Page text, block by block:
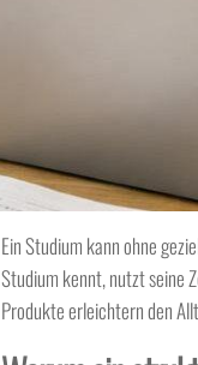
Ein Studium kann ohne
Studium kennt, nutzt seine
Produkte erleichtern den